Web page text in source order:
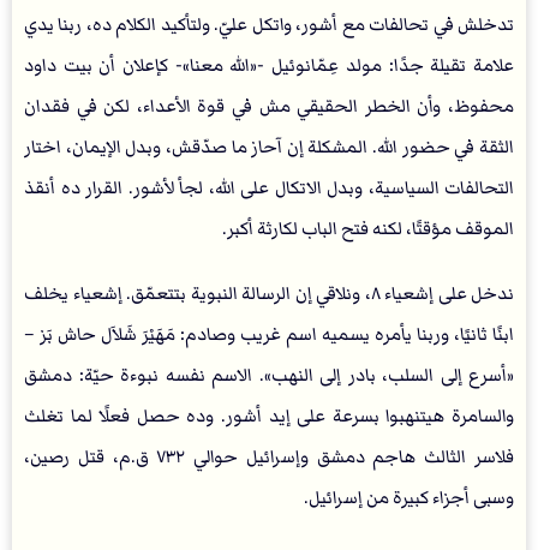
تدخلش في تحالفات مع أشور، واتكل عليّ. ولتأكيد الكلام ده، ربنا يدي
علامة تقيلة جدًا: مولد عِمّانوئيل -«الله معنا»- كإعلان أن بيت داود
محفوظ، وأن الخطر الحقيقي مش في قوة الأعداء، لكن في فقدان
الثقة في حضور الله. المشكلة إن آحاز ما صدّقش، وبدل الإيمان، اختار
التحالفات السياسية، وبدل الاتكال على الله، لجأ لأشور. القرار ده أنقذ
الموقف مؤقتًا، لكنه فتح الباب لكارثة أكبر.
ندخل على إشعياء ٨، ونلاقي إن الرسالة النبوية بتتعمّق. إشعياء يخلف
ابنًا ثانيًا، وربنا يأمره يسميه اسم غريب وصادم: مَهَيْرَ شَلاَل حاش بَز –
«أسرع إلى السلب، بادر إلى النهب». الاسم نفسه نبوءة حيّة: دمشق
والسامرة هيتنهبوا بسرعة على إيد أشور. وده حصل فعلًا لما تغلث
فلاسر الثالث هاجم دمشق وإسرائيل حوالي ٧٣٢ ق.م، قتل رصين،
وسبى أجزاء كبيرة من إسرائيل.